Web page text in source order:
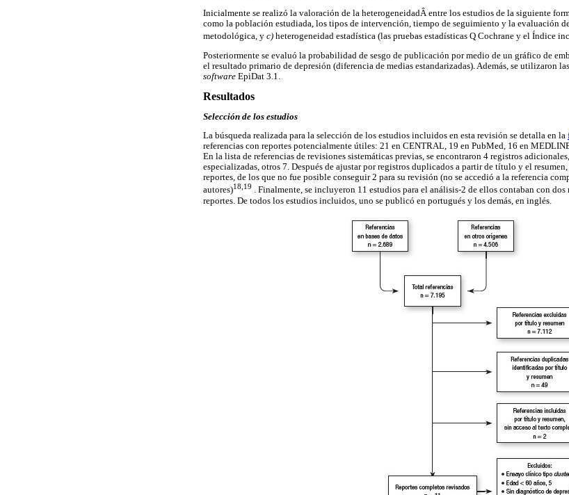
Inicialmente se realizó la valoración de la heterogeneidadÂ entre los estudios de la siguiente
como la población estudiada, los tipos de intervención, tiempo de seguimiento y la evaluación
metodológica, y c) heterogeneidad estadística (las pruebas estadísticas Q Cochrane y el Índice
Posteriormente se evaluó la probabilidad de sesgo de publicación por medio de un gráfico de
el resultado primario de depresión (diferencia de medias estandarizadas). Además, se utilizaron
software EpiDat 3.1.
Resultados
Selección de los estudios
La búsqueda realizada para la selección de los estudios incluidos en esta revisión se detalla en la
referencias con reportes potencialmente útiles: 21 en CENTRAL, 19 en PubMed, 16 en
En la lista de referencias de revisiones sistemáticas previas, se encontraron 4 registros
especializadas, otros 7. Después de ajustar por registros duplicados a partir de título y el
reportes, de los que no fue posible conseguir 2 para su revisión (no se accedió a la referencia
autores)18,19 . Finalmente, se incluyeron 11 estudios para el análisis-2 de ellos contaban con dos
reportes. De todos los estudios incluidos, uno se publicó en portugués y los demás, en inglés.